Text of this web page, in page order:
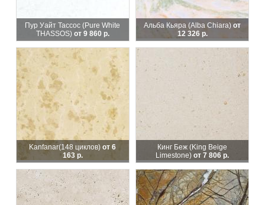
Пур Уайт Тассос (Pure White
THASSOS) от 9 860 р.
Альба Кьяра (Alba Chiara) от
12 326 р.
Kanfanar(148 циклов)от 6
163 р.
Кинг Беж (King Beige
Limestone) от 7 806 р.